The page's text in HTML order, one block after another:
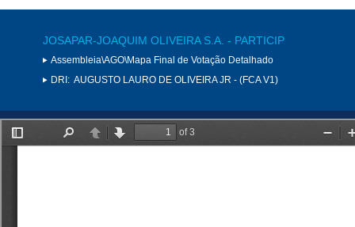
JOSAPAR-JOAQUIM OLIVEIRA S.A. - PARTICIP
Assembleia\AGO\Mapa Final de Votação Detalhado
DRI: AUGUSTO LAURO DE OLIVEIRA JR - (FCA V1)